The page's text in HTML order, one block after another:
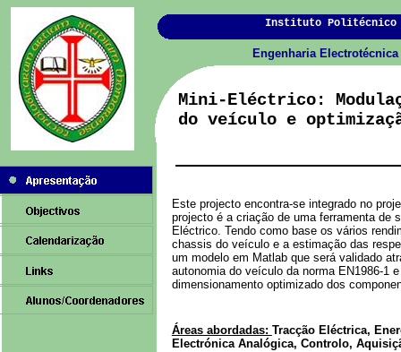
Instituto Politécnico
Engenharia
Mini-Eléctrico:
do veículo e
Este projecto encontra-se integrado no
projecto é a criação de uma ferramenta de
Eléctrico. Tendo como base os vários
chassis do veículo e a estimação das
um modelo em Matlab que será validado
autonomia do veículo da norma EN1986-1
dimensionamento optimizado dos
Áreas abordadas: Tracção Eléctrica,
Electrónica Analógica, Controlo,